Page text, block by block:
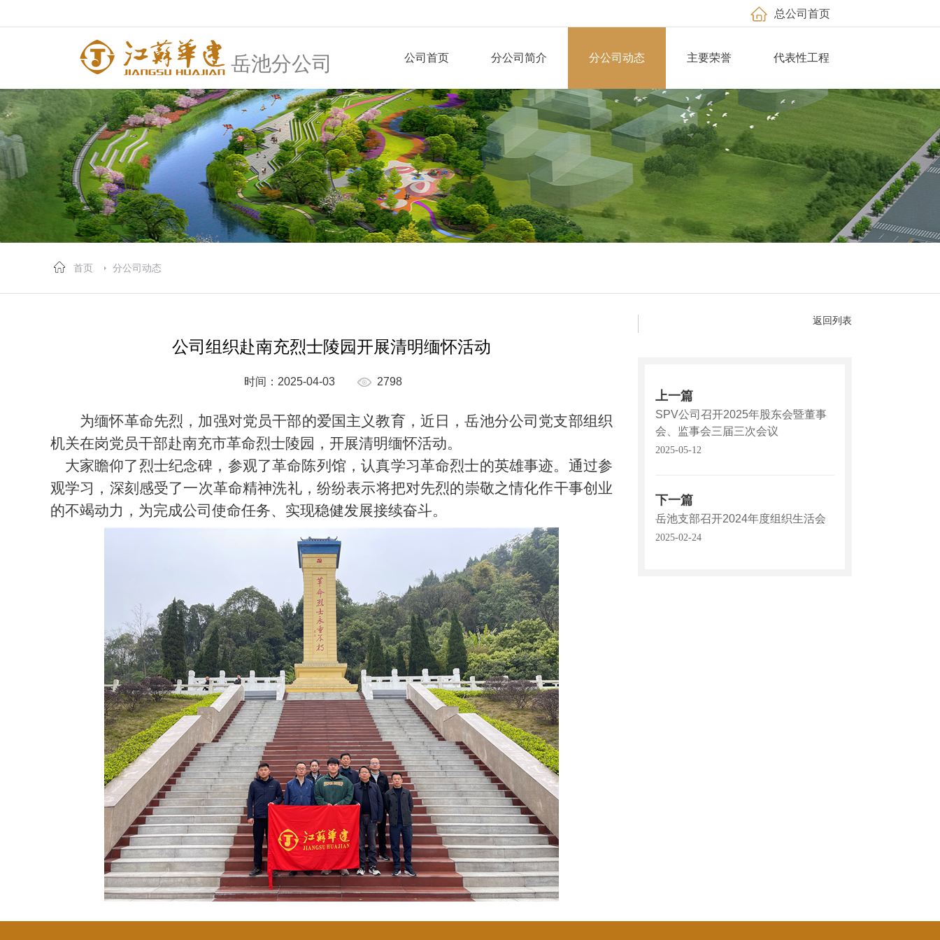
总公司首页
岳池分公司 公司首页 分公司简介 分公司动态 主要荣誉 代表性工程
首页 分公司动态
公司组织赴南充烈士陵园开展清明缅怀活动
时间：2025-04-03 2798
为缅怀革命先烈，加强对党员干部的爱国主义教育，近日，岳池分公司党支部组织
机关在岗党员干部赴南充市革命烈士陵园，开展清明缅怀活动。
大家瞻仰了烈士纪念碑，参观了革命陈列馆，认真学习革命烈士的英雄事迹。通过参
观学习，深刻感受了一次革命精神洗礼，纷纷表示将把对先烈的崇敬之情化作干事创业
的不竭动力，为完成公司使命任务、实现稳健发展接续奋斗。
返回列表
上一篇
SPV公司召开2025年股东会暨董事
会、监事会三届三次会议
2025-05-12
下一篇
岳池支部召开2024年度组织生活会
2025-02-24